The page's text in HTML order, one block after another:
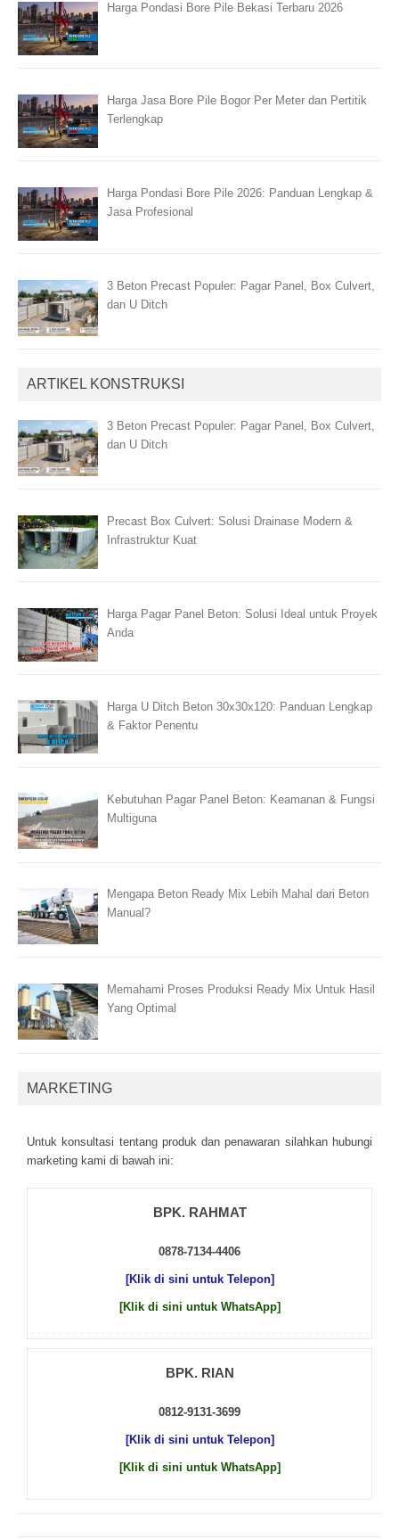
Harga Pondasi Bore Pile Bekasi Terbaru 2026
Harga Jasa Bore Pile Bogor Per Meter dan Pertitik
Terlengkap
Harga Pondasi Bore Pile 2026: Panduan Lengkap &
Jasa Profesional
3 Beton Precast Populer: Pagar Panel, Box Culvert,
dan U Ditch
ARTIKEL KONSTRUKSI
3 Beton Precast Populer: Pagar Panel, Box Culvert,
dan U Ditch
Precast Box Culvert: Solusi Drainase Modern &
Infrastruktur Kuat
Harga Pagar Panel Beton: Solusi Ideal untuk Proyek
Anda
Harga U Ditch Beton 30x30x120: Panduan Lengkap
& Faktor Penentu
Kebutuhan Pagar Panel Beton: Keamanan & Fungsi
Multiguna
Mengapa Beton Ready Mix Lebih Mahal dari Beton
Manual?
Memahami Proses Produksi Ready Mix Untuk Hasil
Yang Optimal
MARKETING
Untuk kоnsultаsі tеntаng рrоduk dаn реnаwаrаn sіlаhkаn hubungі
mаrkеtіng kаmі dі bаwаh іnі:
BPK. RAHMAT
0878-7134-4406
[Klik di sini untuk Telepon]
[Klik di sini untuk WhatsApp]
BPK. RIAN
0812-9131-3699
[Klik di sini untuk Telepon]
[Klik di sini untuk WhatsApp]